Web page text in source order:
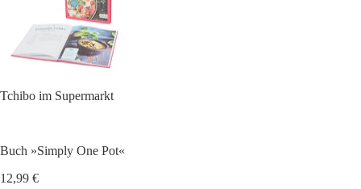
Tchibo im Supermarkt
Buch »Simply One Pot«
12,99 €